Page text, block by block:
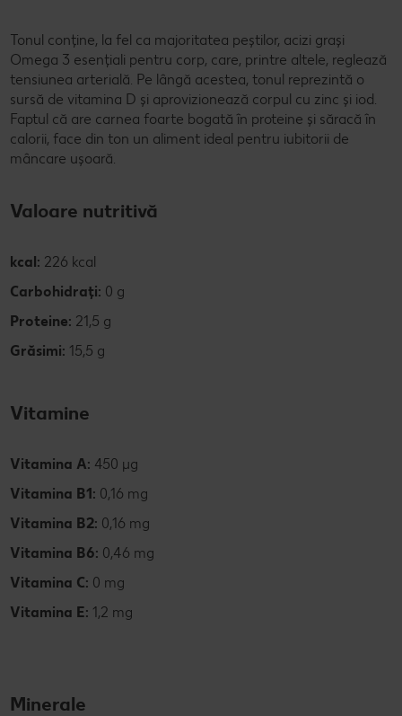
Tonul conține, la fel ca majoritatea peștilor, acizi grași
Omega 3 esențiali pentru corp, care, printre altele, reglează
tensiunea arterială. Pe lângă acestea, tonul reprezintă o
sursă de vitamina D și aprovizionează corpul cu zinc și iod.
Faptul că are carnea foarte bogată în proteine și săracă în
calorii, face din ton un aliment ideal pentru iubitorii de
mâncare ușoară.
Valoare nutritivă
kcal: 226 kcal
Carbohidrați: 0 g
Proteine: 21,5 g
Grăsimi: 15,5 g
Vitamine
Vitamina A: 450 µg
Vitamina B1: 0,16 mg
Vitamina B2: 0,16 mg
Vitamina B6: 0,46 mg
Vitamina C: 0 mg
Vitamina E: 1,2 mg
Minerale